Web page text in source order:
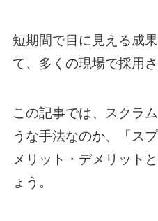
短期間で目に見える成
て、多くの現場で採用さ
この記事では、スクラ
うな手法なのか、「ス
メリット・デメリット
ょう。